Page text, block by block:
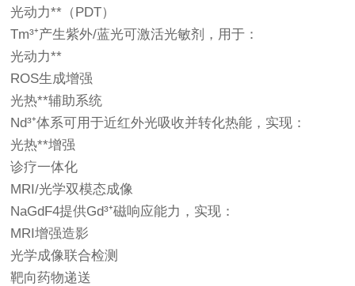
光动力**（PDT）
Tm³⁺产生紫外/蓝光可激活光敏剂，用于：
光动力**
ROS生成增强
光热**辅助系统
Nd³⁺体系可用于近红外光吸收并转化热能，实现：
光热**增强
诊疗一体化
MRI/光学双模态成像
NaGdF4提供Gd³⁺磁响应能力，实现：
MRI增强造影
光学成像联合检测
靶向药物递送